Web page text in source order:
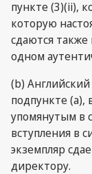
пункте (3)(ii),
которую
сдаются
одном
(b)
подпункте (а),
упомянутым в
вступления в
экземпляр
директору.